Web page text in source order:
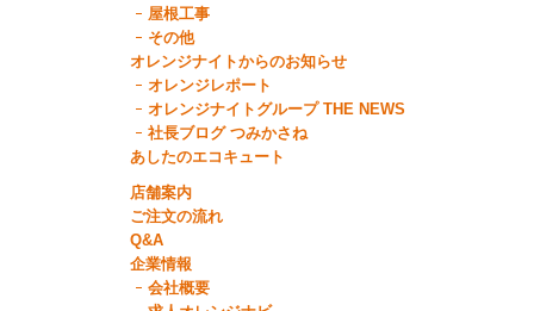
屋根工事
その他
オレンジナイトからのお知らせ
オレンジレポート
オレンジナイトグループ THE NEWS
社長ブログ つみかさね
あしたのエコキュート
店舗案内
ご注文の流れ
Q&A
企業情報
会社概要